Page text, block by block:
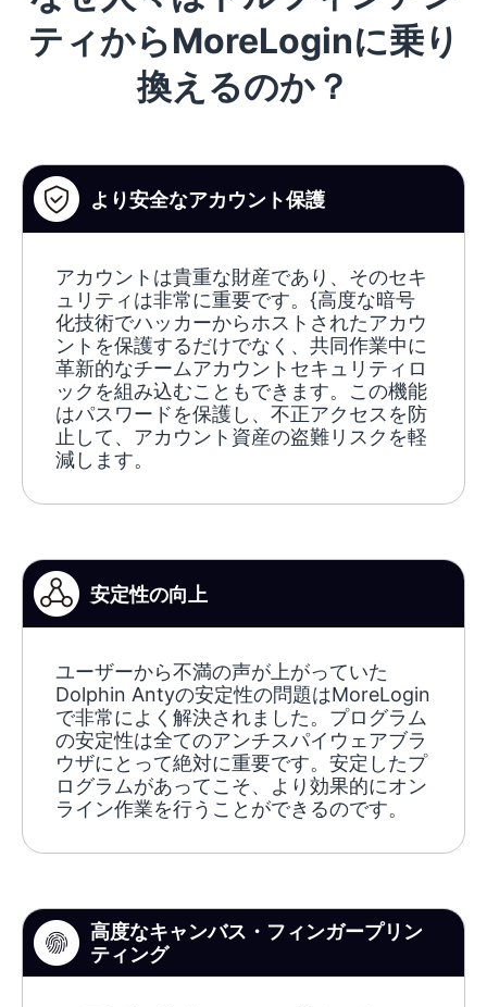
ティからMoreLoginに乗り
換えるのか？
より安全なアカウント保護
アカウントは貴重な財産であり、そのセキ
ュリティは非常に重要です。{高度な暗号
化技術でハッカーからホストされたアカウ
ントを保護するだけでなく、共同作業中に
革新的なチームアカウントセキュリティロ
ックを組み込むこともできます。この機能
はパスワードを保護し、不正アクセスを防
止して、アカウント資産の盗難リスクを軽
減します。
安定性の向上
ユーザーから不満の声が上がっていた
Dolphin Antyの安定性の問題はMoreLogin
で非常によく解決されました。プログラム
の安定性は全てのアンチスパイウェアブラ
ウザにとって絶対に重要です。安定したプ
ログラムがあってこそ、より効果的にオン
ライン作業を行うことができるのです。
高度なキャンバス・フィンガープリン
ティング